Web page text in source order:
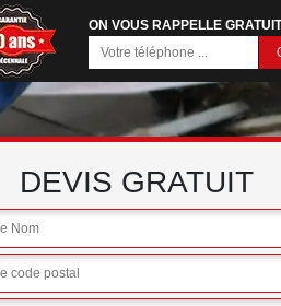
ON VOUS RAPPELLE
DEVIS GRATUIT